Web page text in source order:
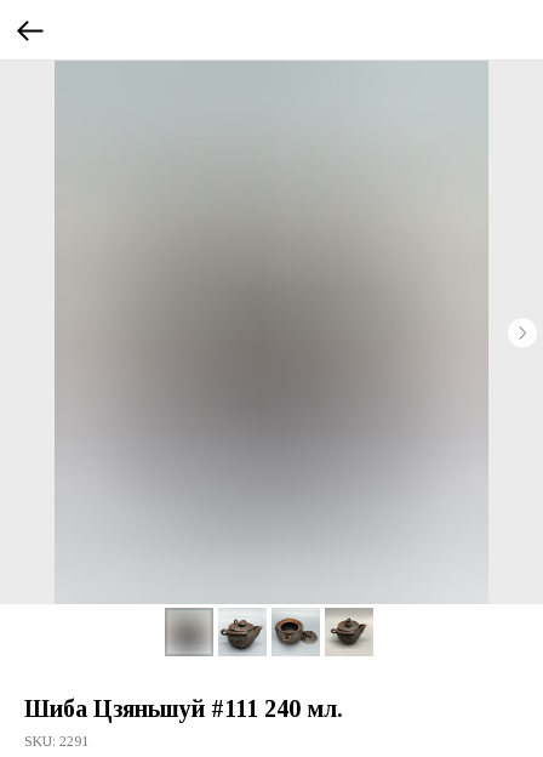
Шиба Цзяньшуй #111 240 мл.
SKU: 2291